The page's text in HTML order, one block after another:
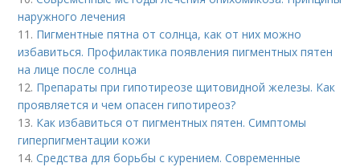
наружного лечения
11. Пигментные пятна от солнца, как от них можно
избавиться. Профилактика появления пигментных пятен
на лице после солнца
12. Препараты при гипотиреозе щитовидной железы. Как
проявляется и чем опасен гипотиреоз?
13. Как избавиться от пигментных пятен. Симптомы
гиперпигментации кожи
14.Средства для борьбы с курением. Современные